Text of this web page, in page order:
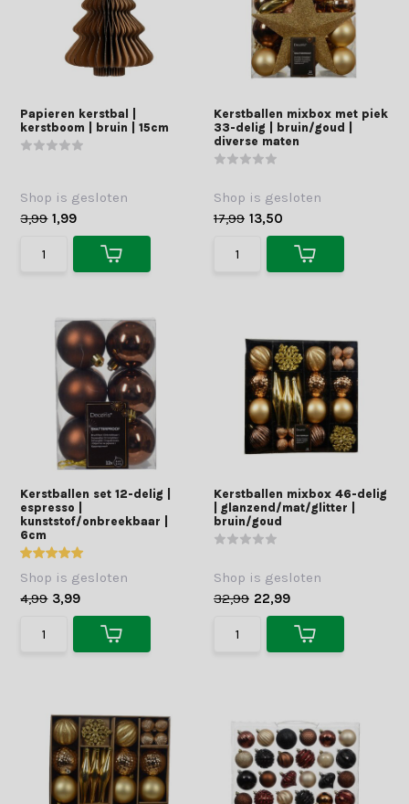
Papieren kerstbal |
kerstboom | bruin | 15cm
Shop is gesloten
3,99 1,99
Kerstballen mixbox met piek
33-delig | bruin/goud |
diverse maten
Shop is gesloten
17,99 13,50
Kerstballen set 12-delig |
espresso |
kunststof/onbreekbaar |
6cm
Shop is gesloten
4,99 3,99
Kerstballen mixbox 46-delig
| glanzend/mat/glitter |
bruin/goud
Shop is gesloten
32,99 22,99